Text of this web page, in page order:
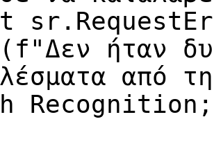
ήταν
από